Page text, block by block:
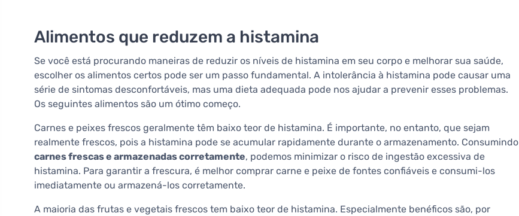
Alimentos que reduzem a histamina
Se você está procurando maneiras de reduzir os níveis de histamina em seu corpo e melhorar sua saúde,
escolher os alimentos certos pode ser um passo fundamental. A intolerância à histamina pode causar uma
série de sintomas desconfortáveis, mas uma dieta adequada pode nos ajudar a prevenir esses problemas.
Os seguintes alimentos são um ótimo começo.
Carnes e peixes frescos geralmente têm baixo teor de histamina. É importante, no entanto, que sejam
realmente frescos, pois a histamina pode se acumular rapidamente durante o armazenamento. Consumindo
carnes frescas e armazenadas corretamente, podemos minimizar o risco de ingestão excessiva de
histamina. Para garantir a frescura, é melhor comprar carne e peixe de fontes confiáveis e consumi-los
imediatamente ou armazená-los corretamente.
A maioria das frutas e vegetais frescos tem baixo teor de histamina. Especialmente benéficos são, por